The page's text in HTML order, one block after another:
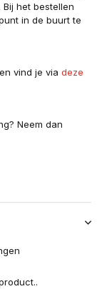
Bij het bestellen
in de buurt te
vind je via deze
Neem dan